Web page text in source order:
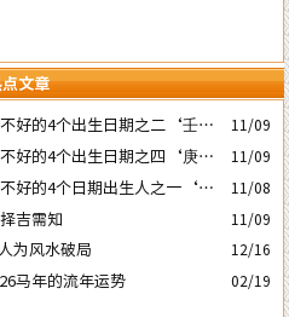
文章
好的4个出生日期之二‘壬子’
11/09
好的4个出生日期之四‘庚子’
11/09
好的4个日期出生人之一‘戊
11/08
吉需知 11/09
为风水破局 12/16
马年的流年运势 02/19